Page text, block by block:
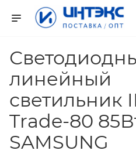
линейный
светильник
Trade-80
SAMSUNG